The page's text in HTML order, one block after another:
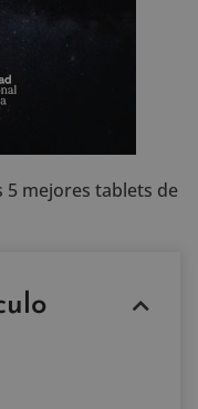
5 mejores tablets de